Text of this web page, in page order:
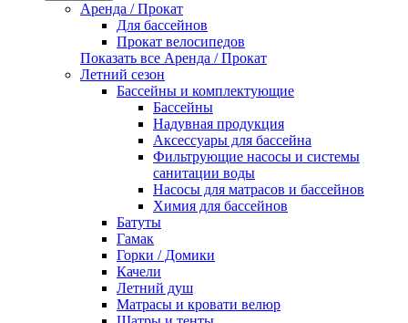
Аренда / Прокат
Для бассейнов
Прокат велосипедов
Показать все Аренда / Прокат
Летний сезон
Бассейны и комплектующие
Бассейны
Надувная продукция
Аксессуары для бассейна
Фильтрующие насосы и системы
санитации воды
Насосы для матрасов и бассейнов
Химия для бассейнов
Батуты
Гамак
Горки / Домики
Качели
Летний душ
Матрасы и кровати велюр